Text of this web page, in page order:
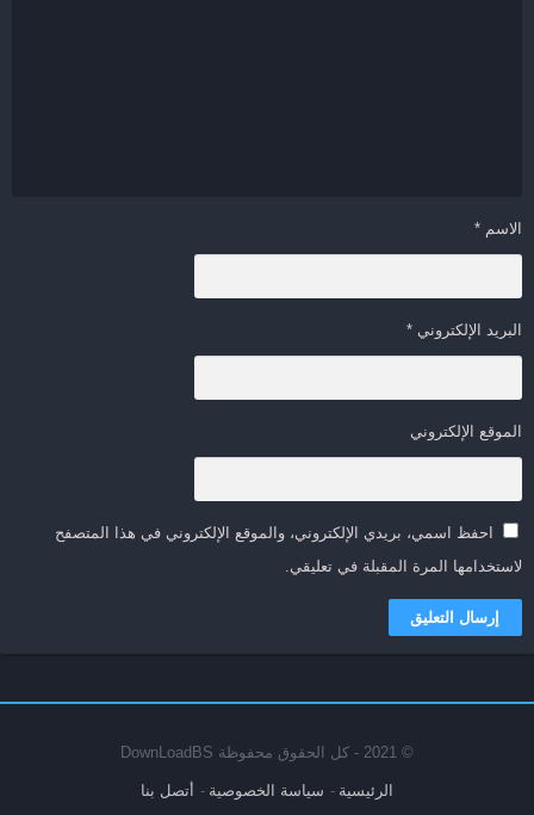
الاسم *
البريد الإلكتروني *
الموقع الإلكتروني
احفظ اسمي، بريدي الإلكتروني، والموقع الإلكتروني في هذا المتصفح
لاستخدامها المرة المقبلة في تعليقي.
© 2021 - كل الحقوق محفوظة DownLoadBS
الرئيسية سياسة الخصوصية أتصل بنا